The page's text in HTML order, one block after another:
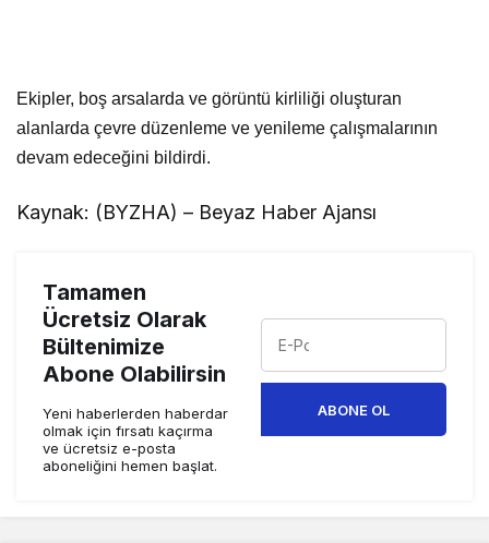
Ekipler, boş arsalarda ve görüntü kirliliği oluşturan
alanlarda çevre düzenleme ve yenileme çalışmalarının
devam edeceğini bildirdi.
Kaynak: (BYZHA) – Beyaz Haber Ajansı
Tamamen
Ücretsiz Olarak
Bültenimize
Abone Olabilirsin
Yeni haberlerden haberdar
olmak için fırsatı kaçırma
ve ücretsiz e-posta
aboneliğini hemen başlat.
ABONE OL